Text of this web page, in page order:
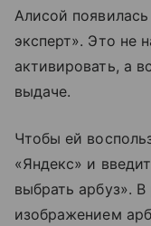
Алисой
эксперт». Это не
активировать, а
выдаче.
Чтобы ей
«Яндекс» и
выбрать арбуз». В
изображением